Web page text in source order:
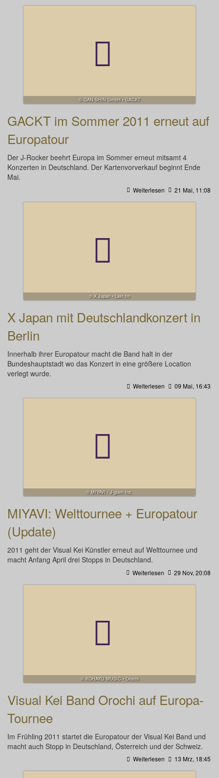
© GAN-SHIN GmbH • GACKT
GACKT im Sommer 2011 erneut auf
Europatour
Der J-Rocker beehrt Europa im Sommer erneut mitsamt 4
Konzerten in Deutschland. Der Kartenvorverkauf beginnt Ende
Mai.
Weiterlesen 21 Mai, 11:08
© X Japan • Last.fm
X Japan mit Deutschlandkonzert in
Berlin
Innerhalb ihrer Europatour macht die Band halt in der
Bundeshauptstadt wo das Konzert in eine größere Location
verlegt wurde.
Weiterlesen 09 Mai, 16:43
© MIYAVI / J-glam Inc.
MIYAVI: Welttournee + Europatour
(Update)
2011 geht der Visual Kei Künstler erneut auf Welttournee und
macht Anfang April drei Stopps in Deutschland.
Weiterlesen 29 Nov, 20:08
© KOHAKU MUSIC • Orochi
Visual Kei Band Orochi auf Europa-
Tournee
Im Frühling 2011 startet die Europatour der Visual Kei Band und
macht auch Stopp in Deutschland, Österreich und der Schweiz.
Weiterlesen 13 Mrz, 18:45